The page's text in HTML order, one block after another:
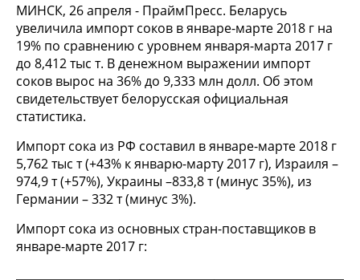
МИНСК, 26 апреля - ПраймПресс. Беларусь
увеличила импорт соков в январе-марте 2018 г на
19% по сравнению с уровнем января-марта 2017 г
до 8,412 тыс т. В денежном выражении импорт
соков вырос на 36% до 9,333 млн долл. Об этом
свидетельствует белорусская официальная
статистика.
Импорт сока из РФ составил в январе-марте 2018 г
5,762 тыс т (+43% к январю-марту 2017 г), Израиля –
974,9 т (+57%), Украины –833,8 т (минус 35%), из
Германии – 332 т (минус 3%).
Импорт сока из основных стран-поставщиков в
январе-марте 2017 г: